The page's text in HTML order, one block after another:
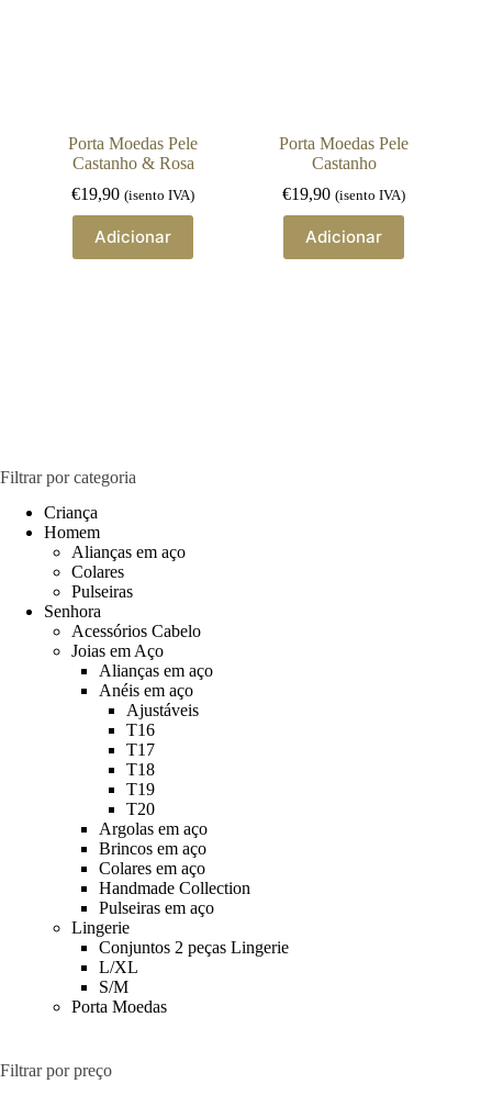
Porta Moedas Pele
Castanho & Rosa
€19,90 (isento IVA)
Adicionar
Porta Moedas Pele
Castanho
€19,90 (isento IVA)
Adicionar
Filtrar por categoria
Criança
Homem
Alianças em aço
Colares
Pulseiras
Senhora
Acessórios Cabelo
Joias em Aço
Alianças em aço
Anéis em aço
Ajustáveis
T16
T17
T18
T19
T20
Argolas em aço
Brincos em aço
Colares em aço
Handmade Collection
Pulseiras em aço
Lingerie
Conjuntos 2 peças Lingerie
L/XL
S/M
Porta Moedas
Filtrar por preço